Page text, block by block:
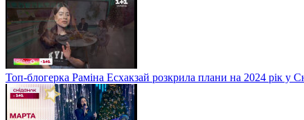
Топ-блогерка Раміна Есхакзай розкрила плани на 2024 рік у